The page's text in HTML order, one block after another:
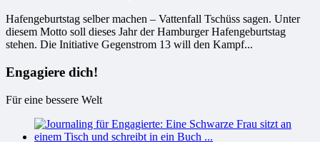
Hafengeburtstag selber machen – Vattenfall Tschüss sagen. Unter
diesem Motto soll dieses Jahr der Hamburger Hafengeburtstag
stehen. Die Initiative Gegenstrom 13 will den Kampf...
Engagiere dich!
Für eine bessere Welt